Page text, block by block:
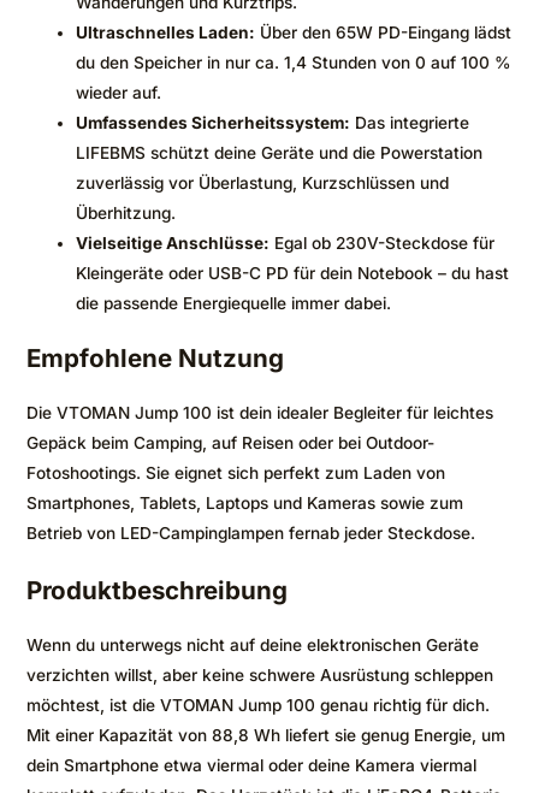
Ultraschnelles Laden: Über den 65W PD-Eingang lädst
du den Speicher in nur ca. 1,4 Stunden von 0 auf 100 %
wieder auf.
Umfassendes Sicherheitssystem: Das integrierte
LIFEBMS schützt deine Geräte und die Powerstation
zuverlässig vor Überlastung, Kurzschlüssen und
Überhitzung.
Vielseitige Anschlüsse: Egal ob 230V-Steckdose für
Kleingeräte oder USB-C PD für dein Notebook – du hast
die passende Energiequelle immer dabei.
Empfohlene Nutzung
Die VTOMAN Jump 100 ist dein idealer Begleiter für leichtes
Gepäck beim Camping, auf Reisen oder bei Outdoor-
Fotoshootings. Sie eignet sich perfekt zum Laden von
Smartphones, Tablets, Laptops und Kameras sowie zum
Betrieb von LED-Campinglampen fernab jeder Steckdose.
Produktbeschreibung
Wenn du unterwegs nicht auf deine elektronischen Geräte
verzichten willst, aber keine schwere Ausrüstung schleppen
möchtest, ist die VTOMAN Jump 100 genau richtig für dich.
Mit einer Kapazität von 88,8 Wh liefert sie genug Energie, um
dein Smartphone etwa viermal oder deine Kamera viermal